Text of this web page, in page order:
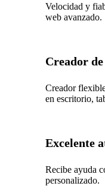
Velocidad y
web avanzado.
Creador
Creador
en escritorio,
Excelente
Recibe ayuda
personalizado.